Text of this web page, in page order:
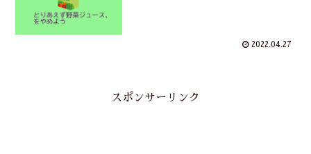
2022.04.27
スポンサーリンク